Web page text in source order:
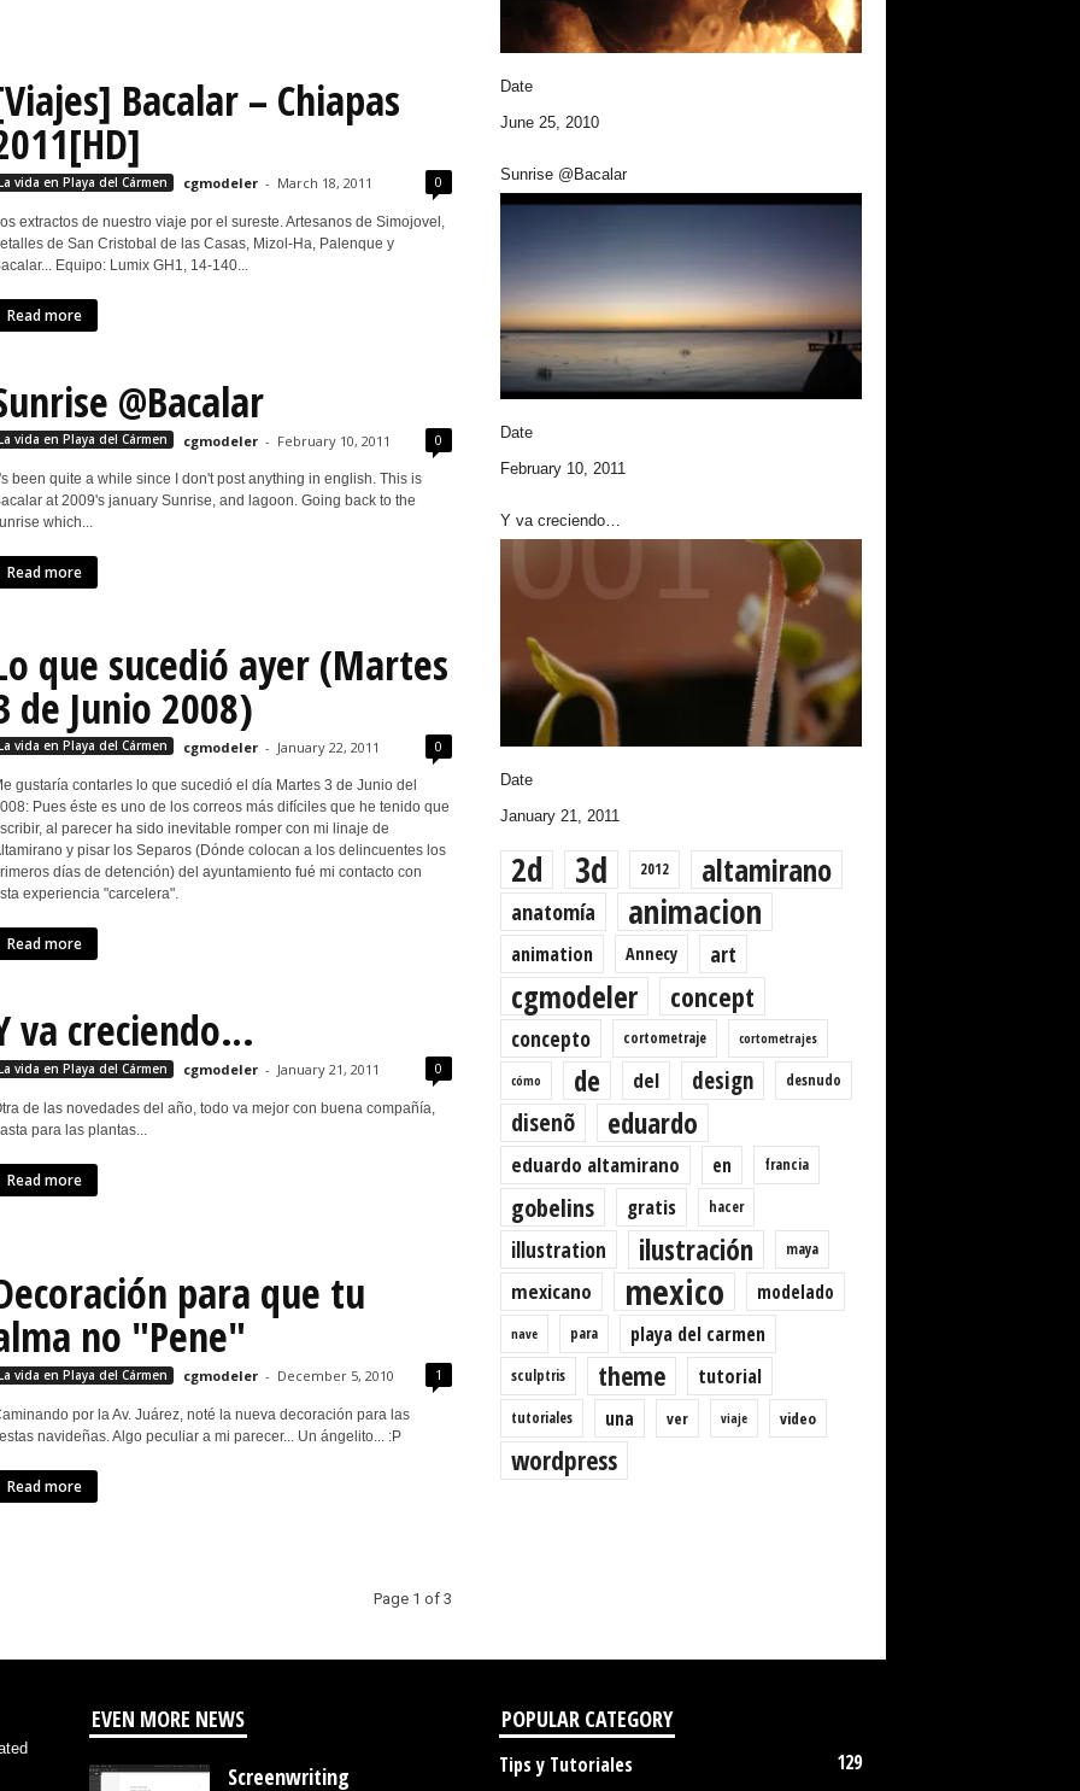
Bacalar – Chiapas
vida en Playa del Cármen cgmodeler - March 18, 2011 0
extractos de nuestro viaje por el sureste. Artesanos de Simojovel,
de San Cristobal de las Casas, Mizol-Ha, Palenque y
Equipo: Lumix GH1, 14-140...
Read more
@Bacalar
vida en Playa del Cármen cgmodeler - February 10, 2011 0
been quite a while since I don't post anything in english. This is
at 2009's january Sunrise, and lagoon. Going back to the
which...
Read more
que sucedió ayer (Martes
de Junio 2008)
vida en Playa del Cármen cgmodeler - January 22, 2011 0
gustaría contarles lo que sucedió el día Martes 3 de Junio del
Pues éste es uno de los correos más difíciles que he tenido que
al parecer ha sido inevitable romper con mi linaje de
y pisar los Separos (Dónde colocan a los delincuentes los
días de detención) del ayuntamiento fué mi contacto con
experiencia "carcelera".
Read more
va creciendo…
vida en Playa del Cármen cgmodeler - January 21, 2011 0
de las novedades del año, todo va mejor con buena compañía,
para las plantas...
Read more
para que tu
no "Pene"
vida en Playa del Cármen cgmodeler - December 5, 2010 1
por la Av. Juárez, noté la nueva decoración para las
navideñas. Algo peculiar a mi parecer... Un ángelito... :P
Read more
Page 1 of 3
Date
June 25, 2010
Sunrise @Bacalar
Date
February 10, 2011
Y va creciendo…
Date
January 21, 2011
2d 3d 2012 altamirano
anatomía animacion
animation Annecy art
cgmodeler concept
concepto cortometraje cortometrajes
cómo de del design desnudo
disenõ eduardo
eduardo altamirano en francia
gobelins gratis hacer
illustration ilustración maya
mexicano mexico modelado
nave para playa del carmen
sculptris theme tutorial
tutoriales una ver viaje video
wordpress
EVEN MORE NEWS
Screenwriting
POPULAR CATEGORY
Tips y Tutoriales
129